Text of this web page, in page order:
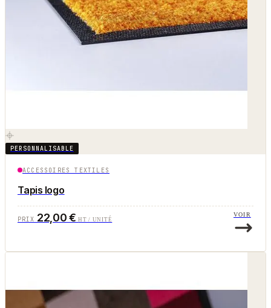
PERSONNALISABLE
ACCESSOIRES TEXTILES
Tapis logo
PRIX 22,00 €HT / UNITÉ
VOIR